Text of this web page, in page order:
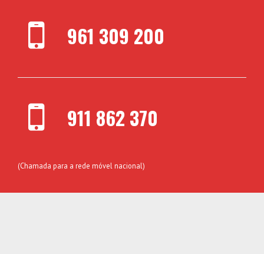
961 309 200
911 862 370
(Chamada para a rede móvel nacional)